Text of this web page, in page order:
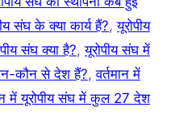
संघ के क्या कार्य हैं?,यूरोपीय
संघ क्या है?,यूरोपीय संघ में
कौन से देश हैं?,वर्तमान में
में यूरोपीय संघ में कुल 27 देश